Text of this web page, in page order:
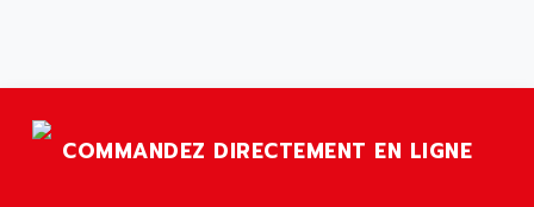
COMPACTLOGIX
AGTATEC AG
AHEAD SYSTEMS
COMMANDEZ DIRECTEMENT EN LIGNE